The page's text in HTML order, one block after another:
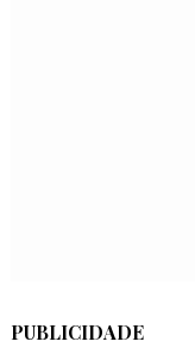
PUBLICIDADE